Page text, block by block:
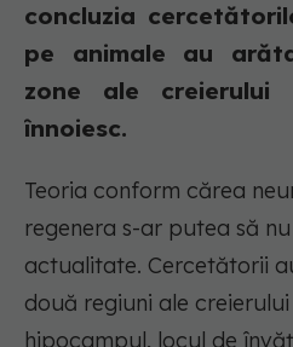
concluzia
pe animale au
zone ale creierului
înnoiesc.
Teoria conform cărea
regenera s-ar putea să
actualitate. Cercetătorii
două regiuni ale
hipocampul, locul de